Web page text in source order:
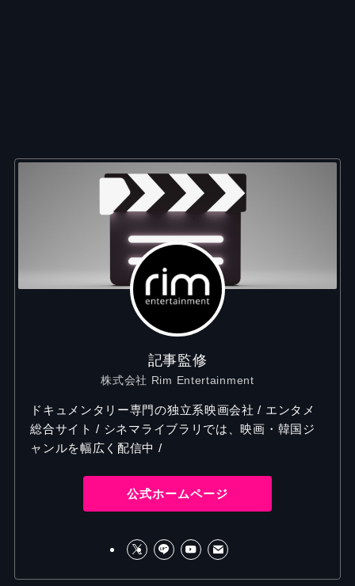
記事監修
株式会社 Rim Entertainment
ドキュメンタリー専門の独立系映画会社 / エンタメ
総合サイト / シネマライブラリでは、映画・韓国ジ
ャンルを幅広く配信中 /
公式ホームページ